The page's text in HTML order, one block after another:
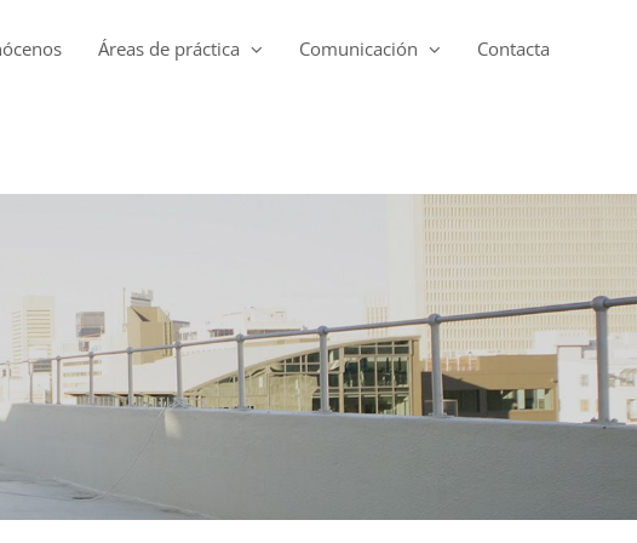
Áreas de práctica Comunicación Contacta